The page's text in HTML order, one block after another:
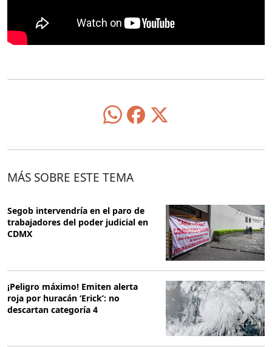
MÁS SOBRE ESTE TEMA
Segob intervendría en el paro de
trabajadores del poder judicial en
CDMX
¡Peligro máximo! Emiten alerta
roja por huracán ‘Erick’: no
descartan categoría 4